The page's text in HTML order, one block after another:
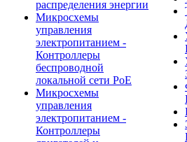
распределения энергии
Микросхемы
управления
электропитанием -
Контроллеры
беспроводной
локальной сети PoE
Микросхемы
управления
электропитанием -
Контроллеры